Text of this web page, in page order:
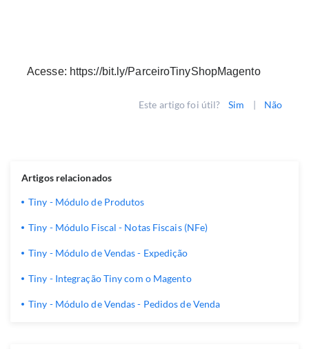
Acesse: https://bit.ly/ParceiroTinyShopMagento
Este artigo foi útil? Sim | Não
Artigos relacionados
Tiny - Módulo de Produtos
Tiny - Módulo Fiscal - Notas Fiscais (NFe)
Tiny - Módulo de Vendas - Expedição
Tiny - Integração Tiny com o Magento
Tiny - Módulo de Vendas - Pedidos de Venda